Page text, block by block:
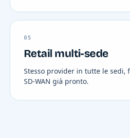
05
Retail multi-sede
Stesso provider in tutte le sedi,
SD-WAN già pronto.